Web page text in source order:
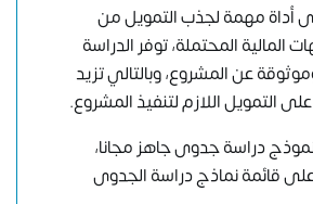
أداة مهمة لجذب التمويل من
المالية المحتملة، توفر الدراسة
عن المشروع، وبالتالي تزيد
التمويل اللازم لتنفيذ المشروع.
دراسة جدوى جاهز مجانا،
قائمة نماذج دراسة الجدوى